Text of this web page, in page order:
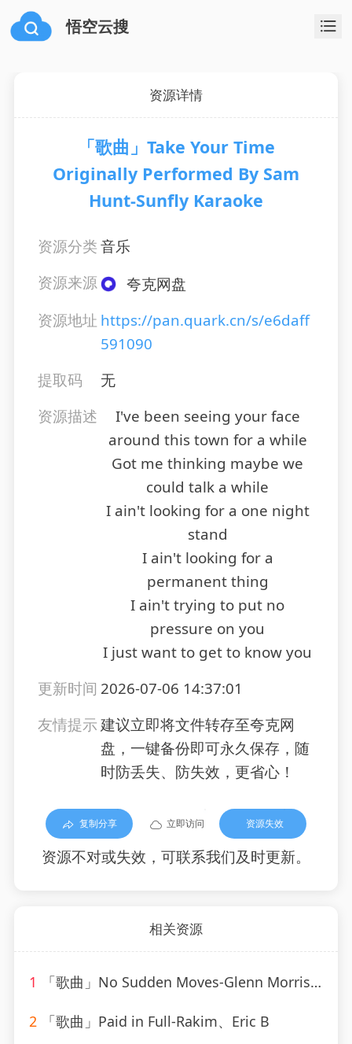
悟空云搜
资源详情
「歌曲」Take Your Time
Originally Performed By Sam
Hunt-Sunfly Karaoke
资源分类音乐
资源来源
夸克网盘
资源地址 https://pan.quark.cn/s/e6daff
591090
提取码
无
资源描述
I've been seeing your face
around this town for a while
Got me thinking maybe we
could talk a while
I ain't looking for a one night
stand
I ain't looking for a
permanent thing
I ain't trying to put no
pressure on you
I just want to get to know you
更新时间 2026-07-06 14:37:01
友情提示建议立即将文件转存至夸克网
盘，一键备份即可永久保存，随
时防丢失、防失效，更省心！
复制分享 立即访问 资源失效
资源不对或失效，可联系我们及时更新。
相关资源
1 「歌曲」No Sudden Moves-Glenn Morrison
2 「歌曲」Paid in Full-Rakim、Eric B